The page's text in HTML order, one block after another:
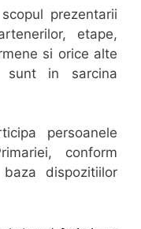
prezentarii
etape,
si orice alte
sunt in sarcina
persoanele
conform
dispozitiilor